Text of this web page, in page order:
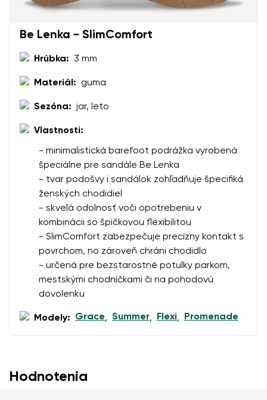
Vyberte krajinu dodania
Vyberte jazyk
Zmeniť
Be Lenka - SlimComfort
Hrúbka: 3 mm
Materiál: guma
Sezóna: jar, leto
Vlastnosti:
- minimalistická barefoot podrážka vyrobená
špeciálne pre sandále Be Lenka
- tvar podošvy i sandálok zohľadňuje špecifiká
ženských chodidiel
- skvelá odolnosť voči opotrebeniu v
kombinácii so špičkovou flexibilitou
- SlimComfort zabezpečuje precízny kontakt s
povrchom, no zároveň chráni chodidlo
- určená pre bezstarostné potulky parkom,
mestskými chodníčkami či na pohodovú
dovolenku
Modely: Grace, Summer, Flexi, Promenade
Otázka
Súhlasím so spracovaním zadaných osobných údajov v
zmysletýchto podmienok
Hodnotenia
Číslo objednávky
Hodnotenie
Súhlasím so spracovaním zadaných osobných údajov v
a ich zverejnením.
Pridať hodnotenie